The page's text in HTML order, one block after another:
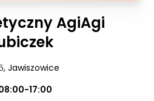
AgiAgi
, Jawiszowice
17:00